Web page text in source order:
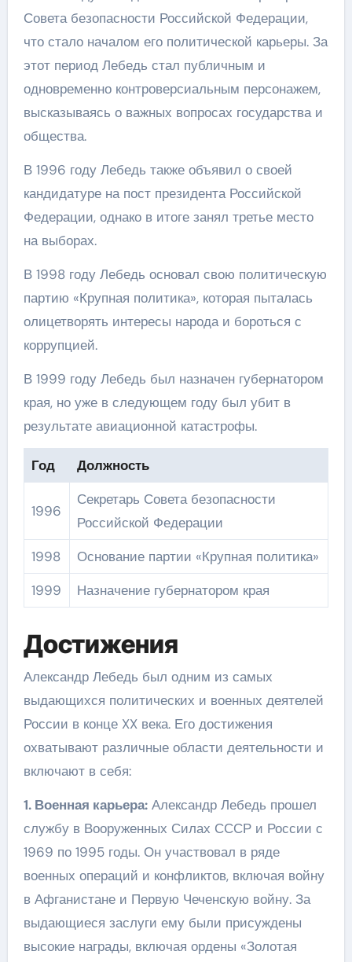
Совета безопасности Российской Федерации,
что стало началом его политической карьеры. За
этот период Лебедь стал публичным и
одновременно контроверсиальным персонажем,
высказываясь о важных вопросах государства и
общества.
В 1996 году Лебедь также объявил о своей
кандидатуре на пост президента Российской
Федерации, однако в итоге занял третье место
на выборах.
В 1998 году Лебедь основал свою политическую
партию «Крупная политика», которая пыталась
олицетворять интересы народа и бороться с
коррупцией.
В 1999 году Лебедь был назначен губернатором
края, но уже в следующем году был убит в
результате авиационной катастрофы.
Год Должность
1996
Секретарь Совета безопасности
Российской Федерации
1998
Основание партии «Крупная политика»
1999
Назначение губернатором края
Достижения
Александр Лебедь был одним из самых
выдающихся политических и военных деятелей
России в конце XX века. Его достижения
охватывают различные области деятельности и
включают в себя:
1. Военная карьера:Александр Лебедь прошел
службу в Вооруженных Силах СССР и России с
1969 по 1995 годы. Он участвовал в ряде
военных операций и конфликтов, включая войну
в Афганистане и Первую Чеченскую войну. За
выдающиеся заслуги ему были присуждены
высокие награды, включая ордены «Золотая